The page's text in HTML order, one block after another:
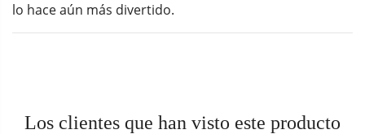
lo hace aún más divertido.
Los clientes que han visto este producto